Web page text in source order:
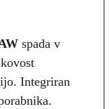
spada v
Integriran